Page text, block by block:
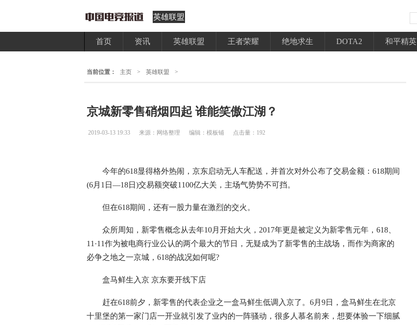
英雄联盟
首页 资讯 英雄联盟 王者荣耀 绝地求生 DOTA2 和平精英
当前位置： 主页 > 英雄联盟 >
京城新零售硝烟四起 谁能笑傲江湖？
2019-03-13 19:33 来源：网络整理 编辑：模板铺 点击量：192
今年的618显得格外热闹，京东启动无人车配送，并首次对外公布了交易金额：618期间
(6月1日—18日)交易额突破1100亿大关，主场气势势不可挡。
但在618期间，还有一股力量在激烈的交火。
众所周知，新零售概念从去年10月开始大火，2017年更是被定义为新零售元年，618、
11·11作为被电商行业公认的两个最大的节日，无疑成为了新零售的主战场，而作为商家的
必争之地之一京城，618的战况如何呢?
盒马鲜生入京 京东要开线下店
赶在618前夕，新零售的代表企业之一盒马鲜生低调入京了。6月9日，盒马鲜生在北京
十里堡的第一家门店一开业就引发了业内的一阵骚动，很多人慕名前来，想要体验一下细腻